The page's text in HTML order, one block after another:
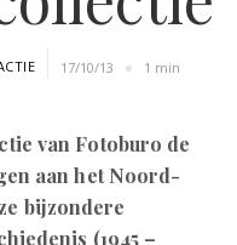
17/10/13 1 min
van Fotoburo de
aan het Noord-
bijzondere
(1945 –